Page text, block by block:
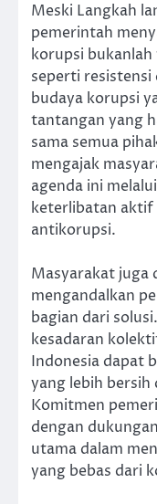
Meski Langkah
pemerintah
korupsi
seperti
budaya korupsi
tantangan yang
sama semua
mengajak
agenda ini
keterlibatan aktif
antikorupsi.
Masyarakat juga
mengandalkan
bagian dari
kesadaran
Indonesia dapat
yang lebih
Komitmen
dengan
utama dalam
yang bebas dari